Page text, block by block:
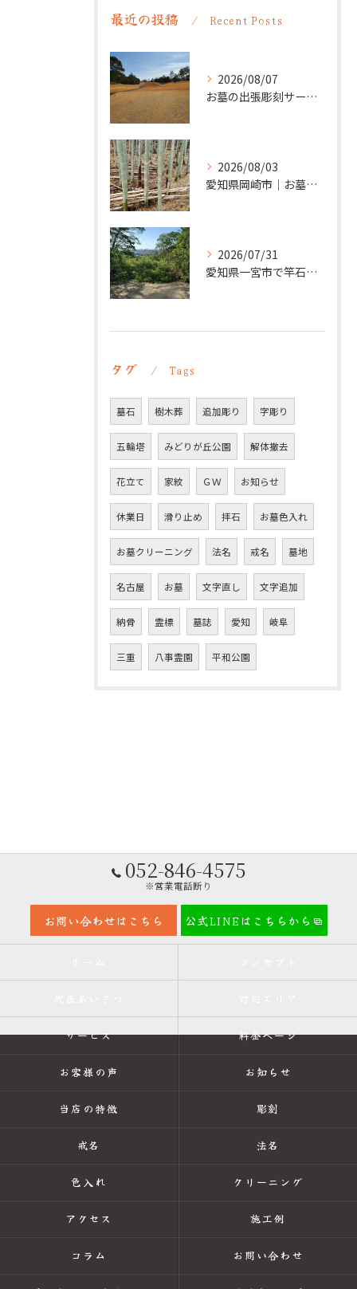
最近の投稿 Recent Posts
2026/08/07
お墓の出張彫刻サービス【彫刻本舗】愛知県清須市
2026/08/03
愛知県岡崎市｜お墓の追加彫り施工例 ｜彫刻本舗
2026/07/31
愛知県一宮市で竿石への追加彫刻｜彫刻本舗
タグ Tags
墓石 樹木葬 追加彫り 字彫り
五輪塔 みどりが丘公園 解体撤去
花立て 家紋 ＧＷ お知らせ
休業日 滑り止め 拝石 お墓色入れ
お墓クリーニング 法名 戒名 墓地
名古屋 お墓 文字直し 文字追加
納骨 霊標 墓誌 愛知 岐阜
三重 八事霊園 平和公園
052-846-4575
※営業電話断り
お問い合わせはこちら 公式LINEはこちらから
サービス 料金ページ
お客様の声 お知らせ
当店の特徴 彫刻
戒名 法名
色入れ クリーニング
アクセス 施工例
コラム お問い合わせ